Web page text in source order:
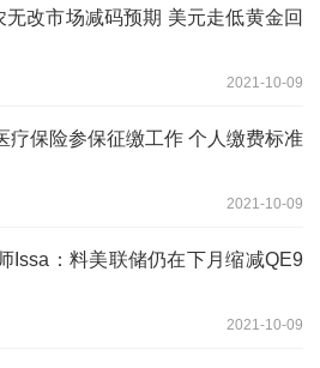
改市场减码预期 美元走低黄金回
2021-10-09
疗保险参保征缴工作 个人缴费标准
2021-10-09
Issa：料美联储仍在下月缩减QE9
2021-10-09